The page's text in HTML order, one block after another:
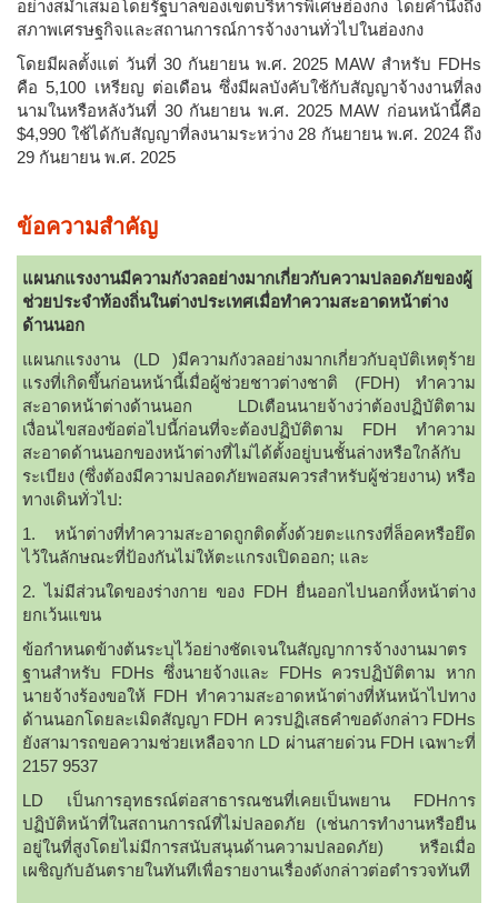
อย่างสม่ำเสมอโดยรัฐบาลของเขตบริหารพิเศษฮ่องกง โดยคำนึงถึง
สภาพเศรษฐกิจและสถานการณ์การจ้างงานทั่วไปในฮ่องกง
โดยมีผลตั้งแต่ วันที่ 30 กันยายน พ.ศ. 2025 MAW สำหรับ FDHs
คือ 5,100 เหรียญ ต่อเดือน ซึ่งมีผลบังคับใช้กับสัญญาจ้างงานที่ลง
นามในหรือหลังวันที่ 30 กันยายน พ.ศ. 2025 MAW ก่อนหน้านี้คือ
$4,990 ใช้ได้กับสัญญาที่ลงนามระหว่าง 28 กันยายน พ.ศ. 2024 ถึง
29 กันยายน พ.ศ. 2025
ข้อความสำคัญ
แผนกแรงงานมีความกังวลอย่างมากเกี่ยวกับความปลอดภัยของผู้
ช่วยประจำท้องถิ่นในต่างประเทศเมื่อทำความสะอาดหน้าต่าง
ด้านนอก
แผนกแรงงาน (LD )มีความกังวลอย่างมากเกี่ยวกับอุบัติเหตุร้าย
แรงที่เกิดขึ้นก่อนหน้านี้เมื่อผู้ช่วยชาวต่างชาติ (FDH) ทำความ
สะอาดหน้าต่างด้านนอก LDเตือนนายจ้างว่าต้องปฏิบัติตาม
เงื่อนไขสองข้อต่อไปนี้ก่อนที่จะต้องปฏิบัติตาม FDH ทำความ
สะอาดด้านนอกของหน้าต่างที่ไม่ได้ตั้งอยู่บนชั้นล่างหรือใกล้กับ
ระเบียง (ซึ่งต้องมีความปลอดภัยพอสมควรสำหรับผู้ช่วยงาน) หรือ
ทางเดินทั่วไป:
1. หน้าต่างที่ทำความสะอาดถูกติดตั้งด้วยตะแกรงที่ล็อคหรือยึด
ไว้ในลักษณะที่ป้องกันไม่ให้ตะแกรงเปิดออก; และ
2. ไม่มีส่วนใดของร่างกาย ของ FDH ยื่นออกไปนอกหิ้งหน้าต่าง
ยกเว้นแขน
ข้อกําหนดข้างต้นระบุไว้อย่างชัดเจนในสัญญาการจ้างงานมาตร
ฐานสําหรับ FDHs ซึ่งนายจ้างและ FDHs ควรปฏิบัติตาม หาก
นายจ้างร้องขอให้ FDH ทําความสะอาดหน้าต่างที่หันหน้าไปทาง
ด้านนอกโดยละเมิดสัญญา FDH ควรปฏิเสธคําขอดังกล่าว FDHs
ยังสามารถขอความช่วยเหลือจาก LD ผ่านสายด่วน FDH เฉพาะที่
2157 9537
LD เป็นการอุทธรณ์ต่อสาธารณชนที่เคยเป็นพยาน FDHการ
ปฏิบัติหน้าที่ในสถานการณ์ที่ไม่ปลอดภัย (เช่นการทำงานหรือยืน
อยู่ในที่สูงโดยไม่มีการสนับสนุนด้านความปลอดภัย) หรือเมื่อ
เผชิญกับอันตรายในทันทีเพื่อรายงานเรื่องดังกล่าวต่อตำรวจทันที